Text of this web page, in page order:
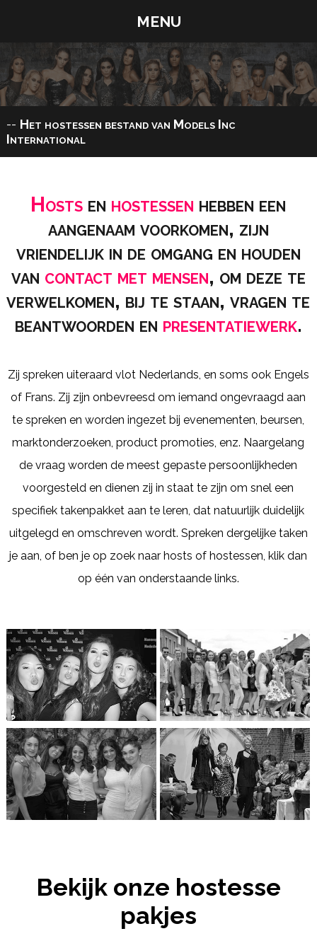
menu
home
model worden
modellen
hostessen
verkiezingen
events
contact
-- Het hostessen bestand van Models Inc
International
Hosts en hostessen hebben een
aangenaam voorkomen, zijn
vriendelijk in de omgang en houden
van contact met mensen, om deze te
verwelkomen, bij te staan, vragen te
beantwoorden en presentatiewerk.
Zij spreken uiteraard vlot Nederlands, en soms ook Engels
of Frans. Zij zijn onbevreesd om iemand ongevraagd aan
te spreken en worden ingezet bij evenementen, beursen,
marktonderzoeken, product promoties, enz. Naargelang
de vraag worden de meest gepaste persoonlijkheden
voorgesteld en dienen zij in staat te zijn om snel een
specifiek takenpakket aan te leren, dat natuurlijk duidelijk
uitgelegd en omschreven wordt. Spreken dergelijke taken
je aan, of ben je op zoek naar hosts of hostessen, klik dan
op één van onderstaande links.
Bekijk onze hostesse
pakjes